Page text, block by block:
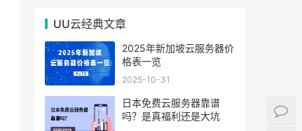
UU云经典文章
2025年新加坡云服务器价
格表一览
2025-10-31
日本免费云服务器靠谱
吗？是真福利还是大坑